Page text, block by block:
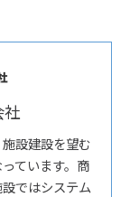
社
設建設を望む
ています。商
ではシステム